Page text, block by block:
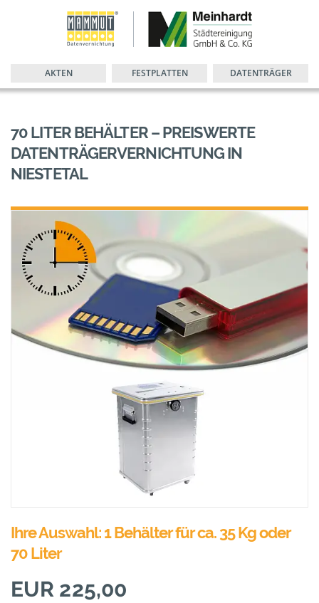
AKTEN FESTPLATTEN DATENTRÄGER
70 LITER BEHÄLTER – PREISWERTE
DATENTRÄGERVERNICHTUNG IN
NIESTETAL
Ihre Auswahl: 1 Behälter für ca. 35 Kg oder
70 Liter
EUR 225,00